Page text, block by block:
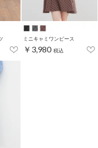
ミニキャミワンピース
￥3,980 税込